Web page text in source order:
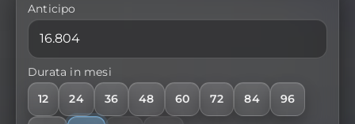
Anticipo
Durata in mesi
12
24 36 48 60 72 84 96